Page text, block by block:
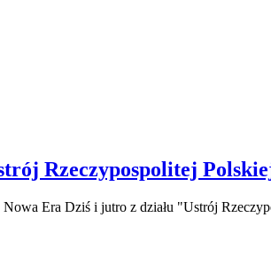
Rzeczypospolitej
Era Dziś i jutro z działu "Ustrój